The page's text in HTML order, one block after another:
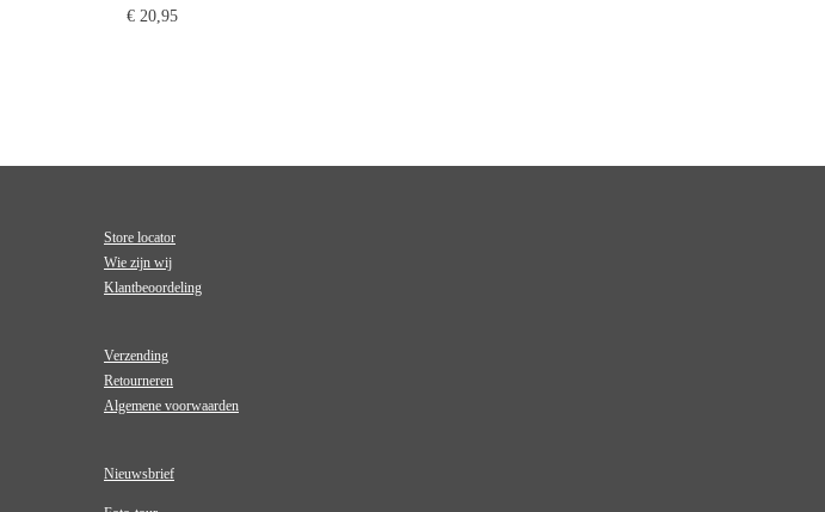
€ 20,95
Store locator
Wie zijn wij
Klantbeoordeling
Verzending
Retourneren
Algemene voorwaarden
Nieuwsbrief